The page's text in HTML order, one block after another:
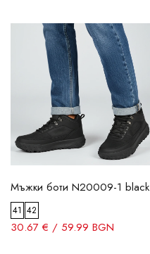
ФИЛТРИ
Мъжки боти N20009-1 black
41 42
30.67 € / 59.99 BGN